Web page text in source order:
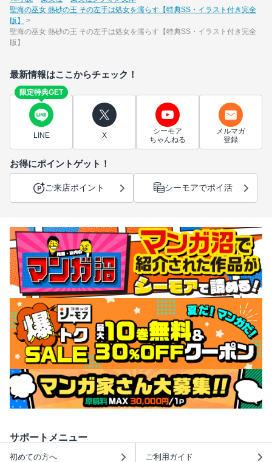
聖海の巫女 熱砂の王 その左手は処女を濡らす【特典SS・イラスト付き完全
版】
聖海の巫女 熱砂の王 その左手は処女を濡らす【特典SS・イラスト付き完全
版】
最新情報はここからチェック！
限定特典GET
LINE X
シーモア
ちゃんねる
メルマガ
登録
お得にポイントゲット！
ご来店ポイント シーモアでポイ活
サポートメニュー
初めての方へ ご利用ガイド